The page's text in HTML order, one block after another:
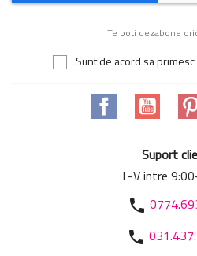
Te poti dezabone
Sunt de acord sa
Facebook
Suport
L-V intre
phone
phone